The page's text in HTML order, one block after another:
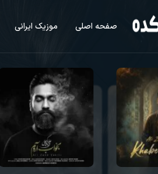
صفحه اصلی موزیک ایرانی